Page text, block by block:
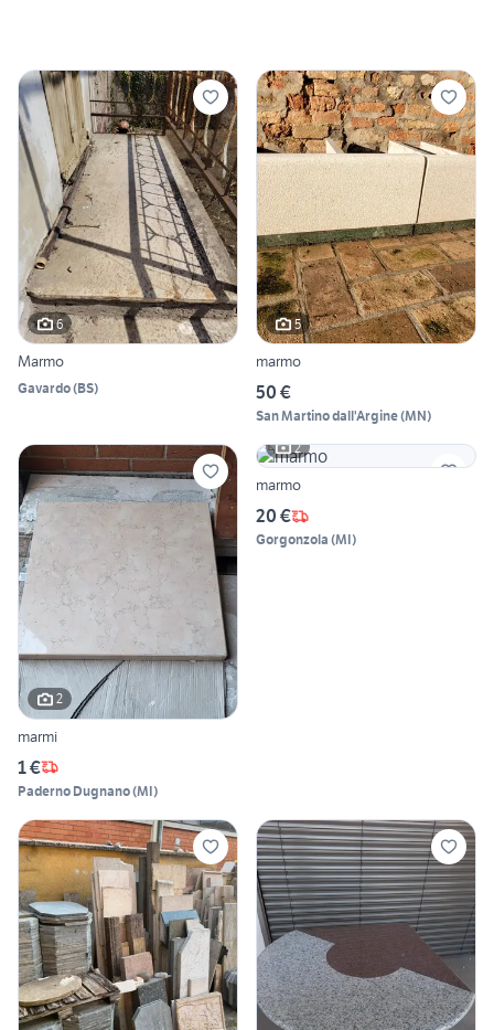
6
Marmo
Gavardo(BS)
5
marmo
50 €
San Martino dall'Argine(MN)
2
marmi
1 €
Paderno Dugnano(MI)
2
marmo
20 €
Gorgonzola (MI)